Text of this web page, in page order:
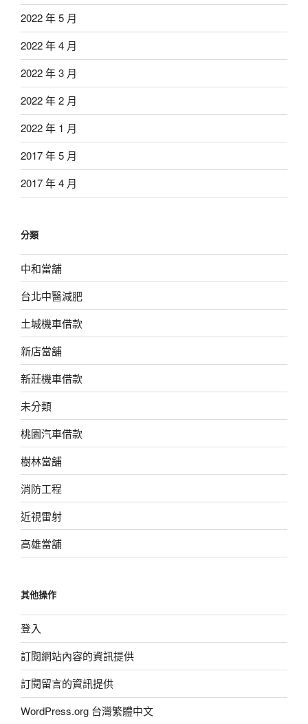
2022 年 5 月
2022 年 4 月
2022 年 3 月
2022 年 2 月
2022 年 1 月
2017 年 5 月
2017 年 4 月
分類
中和當舖
台北中醫減肥
土城機車借款
新店當舖
新莊機車借款
未分類
桃園汽車借款
樹林當舖
消防工程
近視雷射
高雄當舖
其他操作
登入
訂閱網站內容的資訊提供
訂閱留言的資訊提供
WordPress.org 台灣繁體中文